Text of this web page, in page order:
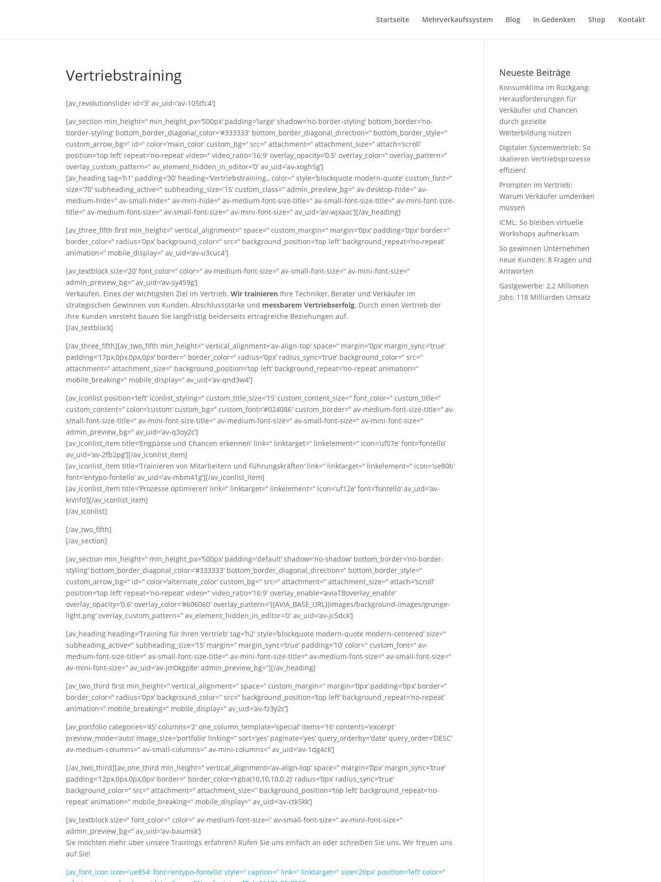
Startseite Mehrverkaufssystem Blog In Gedenken Shop Kontakt
Vertriebstraining
[av_revolutionslider id=’3′ av_uid=’av-105tfc4′]
[av_section min_height=“ min_height_px=’500px‘ padding=’large‘ shadow=’no-border-styling‘ bottom_border=’no-
border-styling‘ bottom_border_diagonal_color=’#333333′ bottom_border_diagonal_direction=“ bottom_border_style=“
custom_arrow_bg=“ id=“ color=’main_color‘ custom_bg=“ src=“ attachment=“ attachment_size=“ attach=’scroll‘
position=’top left‘ repeat=’no-repeat‘ video=“ video_ratio=’16:9′ overlay_opacity=’0.5′ overlay_color=“ overlay_pattern=“
overlay_custom_pattern=“ av_element_hidden_in_editor=’0′ av_uid=’av-xogh5g‘]
[av_heading tag=’h1′ padding=’30‘ heading=’Vertriebstraining.‚ color=“ style=’blockquote modern-quote‘ custom_font=“
size=’70‘ subheading_active=“ subheading_size=’15‘ custom_class=“ admin_preview_bg=“ av-desktop-hide=“ av-
medium-hide=“ av-small-hide=“ av-mini-hide=“ av-medium-font-size-title=“ av-small-font-size-title=“ av-mini-font-size-
title=“ av-medium-font-size=“ av-small-font-size=“ av-mini-font-size=“ av_uid=’av-wjxaac‘][/av_heading]
[av_three_fifth first min_height=“ vertical_alignment=“ space=“ custom_margin=“ margin=’0px‘ padding=’0px‘ border=“
border_color=“ radius=’0px‘ background_color=“ src=“ background_position=’top left‘ background_repeat=’no-repeat‘
animation=“ mobile_display=“ av_uid=’av-u3cuc4′]
[av_textblock size=’20‘ font_color=“ color=“ av-medium-font-size=“ av-small-font-size=“ av-mini-font-size=“
admin_preview_bg=“ av_uid=’av-sy459g‘]
Verkaufen. Eines der wichtigsten Ziel im Vertrieb.Wir trainieren Ihre Techniker, Berater und Verkäufer im
strategischen Gewinnen von Kunden, Abschlussstärke und messbarem Vertriebserfolg. Durch einen Vertrieb der
Ihre Kunden versteht bauen Sie langfristig beiderseits ertragreiche Beziehungen auf.
[/av_textblock]
[/av_three_fifth][av_two_fifth min_height=“ vertical_alignment=’av-align-top‘ space=“ margin=’0px‘ margin_sync=’true‘
padding=’17px,0px,0px,0px‘ border=“ border_color=“ radius=’0px‘ radius_sync=’true‘ background_color=“ src=“
attachment=“ attachment_size=“ background_position=’top left‘ background_repeat=’no-repeat‘ animation=“
mobile_breaking=“ mobile_display=“ av_uid=’av-qnd3w4′]
[av_iconlist position=’left‘ iconlist_styling=“ custom_title_size=’15‘ custom_content_size=“ font_color=“ custom_title=“
custom_content=“ color=’custom‘ custom_bg=“ custom_font=’#024086′ custom_border=“ av-medium-font-size-title=“ av-
small-font-size-title=“ av-mini-font-size-title=“ av-medium-font-size=“ av-small-font-size=“ av-mini-font-size=“
admin_preview_bg=“ av_uid=’av-q3oy2c‘]
[av_iconlist_item title=’Engpässe und Chancen erkennen‘ link=“ linktarget=“ linkelement=“ icon=’uf07e‘ font=’fontello‘
av_uid=’av-2fb2pg‘][/av_iconlist_item]
[av_iconlist_item title=’Trainieren von Mitarbeitern und Führungskräften‘ link=“ linktarget=“ linkelement=“ icon=’ue80b‘
font=’entypo-fontello‘ av_uid=’av-mbm41g‘][/av_iconlist_item]
[av_iconlist_item title=’Prozesse optimieren‘ link=“ linktarget=“ linkelement=“ icon=’uf12e‘ font=’fontello‘ av_uid=’av-
kivnfo‘][/av_iconlist_item]
[/av_iconlist]
[/av_two_fifth]
[/av_section]
[av_section min_height=“ min_height_px=’500px‘ padding=’default‘ shadow=’no-shadow‘ bottom_border=’no-border-
styling‘ bottom_border_diagonal_color=’#333333′ bottom_border_diagonal_direction=“ bottom_border_style=“
custom_arrow_bg=“ id=“ color=’alternate_color‘ custom_bg=“ src=“ attachment=“ attachment_size=“ attach=’scroll‘
position=’top left‘ repeat=’no-repeat‘ video=“ video_ratio=’16:9′ overlay_enable=’aviaTBoverlay_enable‘
overlay_opacity=’0.6′ overlay_color=’#606060′ overlay_pattern='{{AVIA_BASE_URL}}images/background-images/grunge-
light.png‘ overlay_custom_pattern=“ av_element_hidden_in_editor=’0′ av_uid=’av-jc5dck‘]
[av_heading heading=’Training für Ihren Vertrieb‘ tag=’h2′ style=’blockquote modern-quote modern-centered‘ size=“
subheading_active=“ subheading_size=’15‘ margin=“ margin_sync=’true‘ padding=’10‘ color=“ custom_font=“ av-
medium-font-size-title=“ av-small-font-size-title=“ av-mini-font-size-title=“ av-medium-font-size=“ av-small-font-size=“
av-mini-font-size=“ av_uid=’av-jm0kgp8e‘ admin_preview_bg=“][/av_heading]
[av_two_third first min_height=“ vertical_alignment=“ space=“ custom_margin=“ margin=’0px‘ padding=’0px‘ border=“
border_color=“ radius=’0px‘ background_color=“ src=“ background_position=’top left‘ background_repeat=’no-repeat‘
animation=“ mobile_breaking=“ mobile_display=“ av_uid=’av-fz3y2c‘]
[av_portfolio categories=’45‘ columns=’2′ one_column_template=’special‘ items=’16‘ contents=’excerpt‘
preview_mode=’auto‘ image_size=’portfolio‘ linking=“ sort=’yes‘ paginate=’yes‘ query_orderby=’date‘ query_order=’DESC‘
av-medium-columns=“ av-small-columns=“ av-mini-columns=“ av_uid=’av-1dg4ck‘]
[/av_two_third][av_one_third min_height=“ vertical_alignment=’av-align-top‘ space=“ margin=’0px‘ margin_sync=’true‘
padding=’12px,0px,0px,0px‘ border=“ border_color=’rgba(10,10,10,0.2)‘ radius=’0px‘ radius_sync=’true‘
background_color=“ src=“ attachment=“ attachment_size=“ background_position=’top left‘ background_repeat=’no-
repeat‘ animation=“ mobile_breaking=“ mobile_display=“ av_uid=’av-ctk5kk‘]
[av_textblock size=“ font_color=“ color=“ av-medium-font-size=“ av-small-font-size=“ av-mini-font-size=“
admin_preview_bg=“ av_uid=’av-baumsk‘]
Sie möchten mehr über unsere Trainings erfahren? Rufen Sie uns einfach an oder schreiben Sie uns. Wir freuen uns
auf Sie!
[av_font_icon icon=’ue854′ font=’entypo-fontello‘ style=“ caption=“ link=“ linktarget=“ size=’20px‘ position=’left‘ color=“
Neueste Beiträge
Konsumklima im Rückgang:
Herausforderungen für
Verkäufer und Chancen
durch gezielte
Weiterbildung nutzen
Digitaler Systemvertrieb: So
skalieren Vertriebsprozesse
effizient
Prompten im Vertrieb:
Warum Verkäufer umdenken
müssen
ICML: So bleiben virtuelle
Workshops aufmerksam
So gewinnen Unternehmen
neue Kunden: 8 Fragen und
Antworten
Gastgewerbe: 2,2 Millionen
Jobs, 118 Milliarden Umsatz